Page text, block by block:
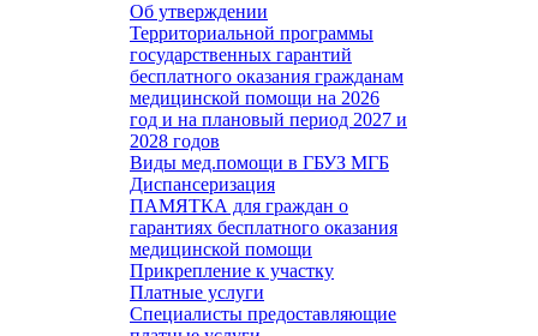
Об утверждении
Территориальной программы
государственных гарантий
бесплатного оказания гражданам
медицинской помощи на 2026
год и на плановый период 2027 и
2028 годов
Виды мед.помощи в ГБУЗ МГБ
Диспансеризация
ПАМЯТКА для граждан о
гарантиях бесплатного оказания
медицинской помощи
Прикрепление к участку
Платные услуги
Специалисты предоставляющие